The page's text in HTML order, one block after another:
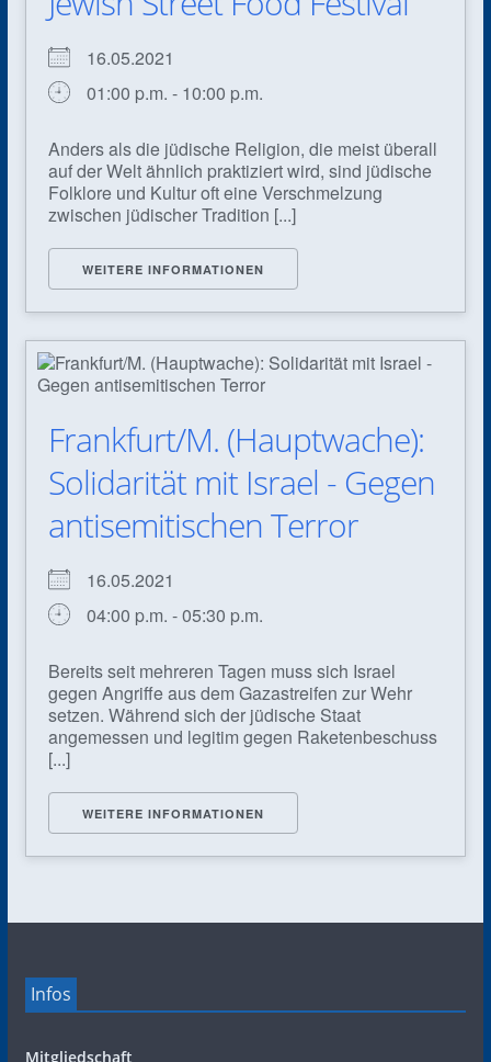
16.05.2021
01:00 p.m. - 10:00 p.m.
Anders als die jüdische Religion, die meist überall
auf der Welt ähnlich praktiziert wird, sind jüdische
Folklore und Kultur oft eine Verschmelzung
zwischen jüdischer Tradition [...]
WEITERE INFORMATIONEN
Frankfurt/M. (Hauptwache):
Solidarität mit Israel - Gegen
antisemitischen Terror
16.05.2021
04:00 p.m. - 05:30 p.m.
Bereits seit mehreren Tagen muss sich Israel
gegen Angriffe aus dem Gazastreifen zur Wehr
setzen. Während sich der jüdische Staat
angemessen und legitim gegen Raketenbeschuss
[...]
WEITERE INFORMATIONEN
Infos
Mitgliedschaft